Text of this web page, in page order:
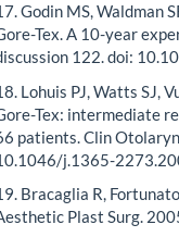
Godin MS, Waldman
Tex. A 10-year
122. doi:
Lohuis PJ, Watts SJ,
Tex: intermediate
patients. Clin
j.1365-
Bracaglia R,
Plast Surg.